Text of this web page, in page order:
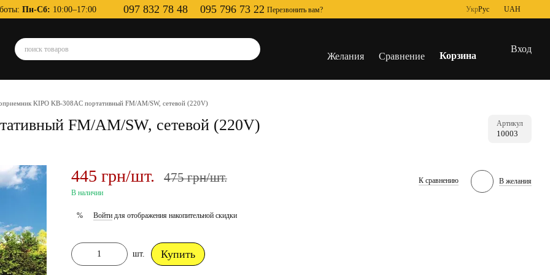
Пн-Сб: 10:00–17:00 097 832 78 48 095 796 73 22 Перезвонить вам? УкрРус UAH
Желания Сравнение Корзина
Вход
KIPO KB-308AC портативный FM/AM/SW, сетевой (220V)
FM/AM/SW, сетевой (220V) Артикул
10003
445 грн/шт. 475 грн/шт.
В наличии
К сравнению В желания
% Войтидля отображения накопительной скидки
шт. Купить